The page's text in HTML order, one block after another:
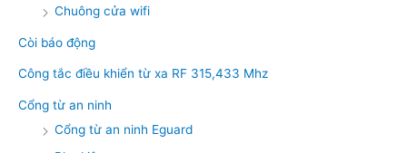
Chuông cửa wifi
Còi báo động
Công tắc điều khiển từ xa RF 315,433 Mhz
Cổng từ an ninh
Cổng từ an ninh Eguard